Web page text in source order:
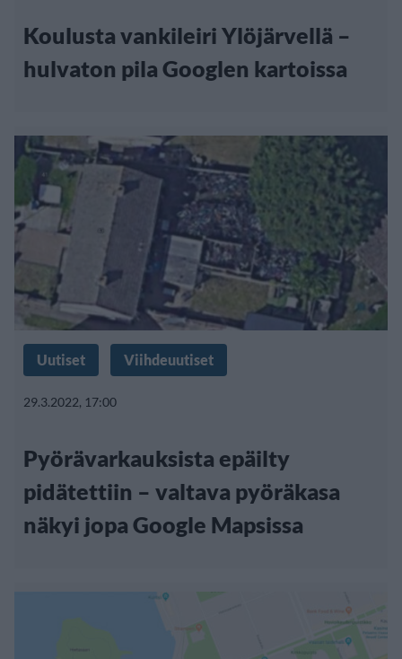
Koulusta vankileiri Ylöjärvellä –
hulvaton pila Googlen kartoissa
Uutiset Viihdeuutiset
29.3.2022, 17:00
Pyörävarkauksista epäilty
pidätettiin – valtava pyöräkasa
näkyi jopa Google Mapsissa